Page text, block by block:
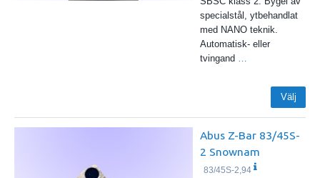
specialstål, ytbehandlat
med NANO teknik.
Automatisk- eller
tvingand …
Välj
Abus Z-Bar 83/45S-
2 Snownam
83/45S-2,94